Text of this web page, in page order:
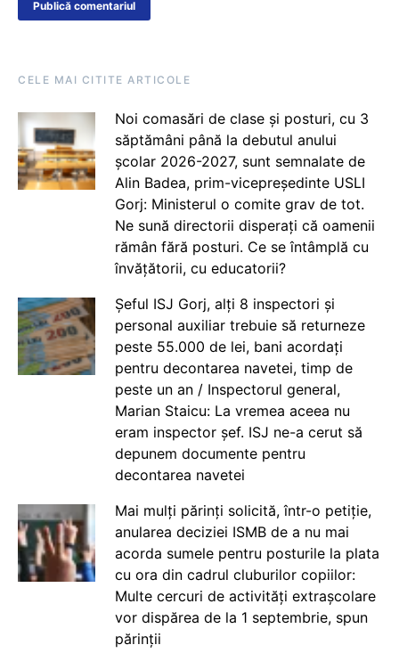
CELE MAI CITITE ARTICOLE
Noi comasări de clase și posturi, cu 3
săptămâni până la debutul anului
școlar 2026-2027, sunt semnalate de
Alin Badea, prim-vicepreședinte USLI
Gorj: Ministerul o comite grav de tot.
Ne sună directorii disperați că oamenii
rămân fără posturi. Ce se întâmplă cu
învățătorii, cu educatorii?
Șeful ISJ Gorj, alți 8 inspectori și
personal auxiliar trebuie să returneze
peste 55.000 de lei, bani acordați
pentru decontarea navetei, timp de
peste un an / Inspectorul general,
Marian Staicu: La vremea aceea nu
eram inspector șef. ISJ ne-a cerut să
depunem documente pentru
decontarea navetei
Mai mulți părinți solicită, într-o petiție,
anularea deciziei ISMB de a nu mai
acorda sumele pentru posturile la plata
cu ora din cadrul cluburilor copiilor:
Multe cercuri de activități extrașcolare
vor dispărea de la 1 septembrie, spun
părinții